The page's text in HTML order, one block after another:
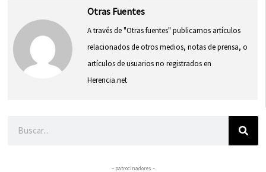
Otras Fuentes
A través de "Otras fuentes" publicamos artículos
relacionados de otros medios, notas de prensa, o
artículos de usuarios no registrados en
Herencia.net
– patrocinadores –